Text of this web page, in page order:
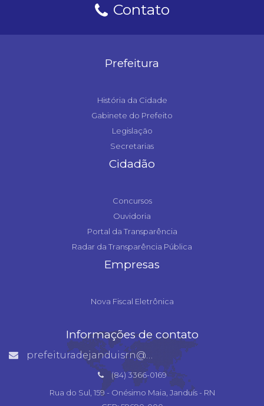
Contato
Prefeitura
História da Cidade
Gabinete do Prefeito
Legislação
Secretarias
Cidadão
Concursos
Ouvidoria
Portal da Transparência
Radar da Transparência Pública
Empresas
Nova Fiscal Eletrônica
Informações de contato
prefeituradejanduisrn@gmail.com
(84) 3366-0169
Rua do Sul, 159 - Onésimo Maia, Janduís - RN